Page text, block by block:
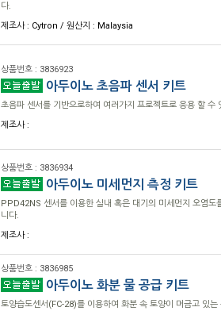
다.
제조사 : Cytron / 원산지 : Malaysia
상품번호 : 3836923
아두이노 초음파 센서 키트
초음파 센서를 기반으로하여 여러가지 프로젝트로 응용 할 수
제조사 :
상품번호 : 3836934
아두이노 미세먼지 측정 키트
PPD42NS 센서를 이용한 실내 혹은 대기의 미세먼지 오염도
니다.
제조사 :
상품번호 : 3836985
아두이노 화분 물 공급 키트
토양습도센서(FC-28)를 이용하여 화분 속 토양이 머금고 있